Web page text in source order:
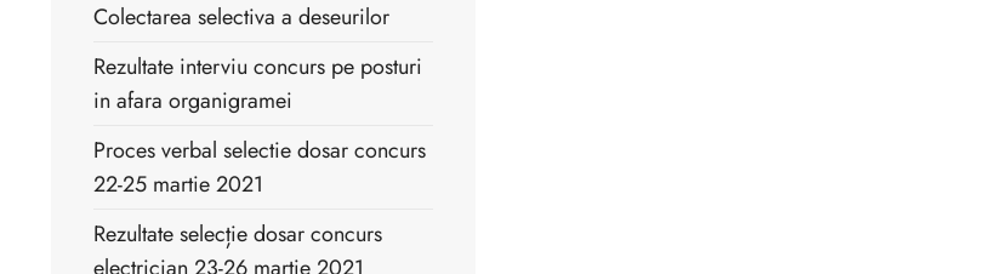
Colectarea selectiva a deseurilor
Rezultate interviu concurs pe posturi
in afara organigramei
Proces verbal selectie dosar concurs
22-25 martie 2021
Rezultate selecție dosar concurs